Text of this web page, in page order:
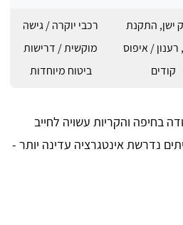
ישן, התקנת
/ איפוס
קודים
רכבי יוקרה / גישה
מוקשית / דרישות
ביטוח מיוחדות
בחיפה והקריות עשויה לחייב
נדרשת אינטגרציה עדינה יותר -